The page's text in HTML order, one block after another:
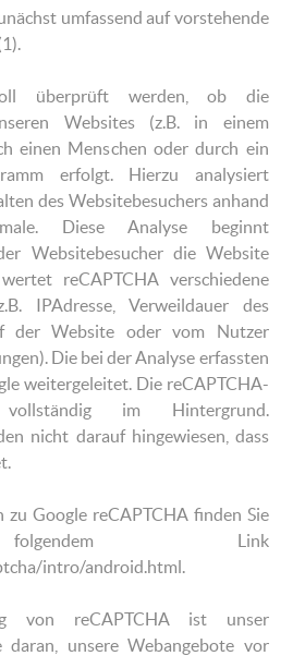
umfassend auf vorstehende
überprüft werden, ob die
Websites (z.B. in einem
einen Menschen oder durch ein
erfolgt. Hierzu analysiert
des Websitebesuchers anhand
Diese Analyse beginnt
Websitebesucher die Website
reCAPTCHA verschiedene
IPAdresse, Verweildauer des
der Website oder vom Nutzer
Die bei der Analyse erfassten
weitergeleitet. Die reCAPTCHA-
im Hintergrund.
nicht darauf hingewiesen, dass
Google reCAPTCHA finden Sie
Link
intro/android.html.
von reCAPTCHA ist unser
daran, unsere Webangebote vor